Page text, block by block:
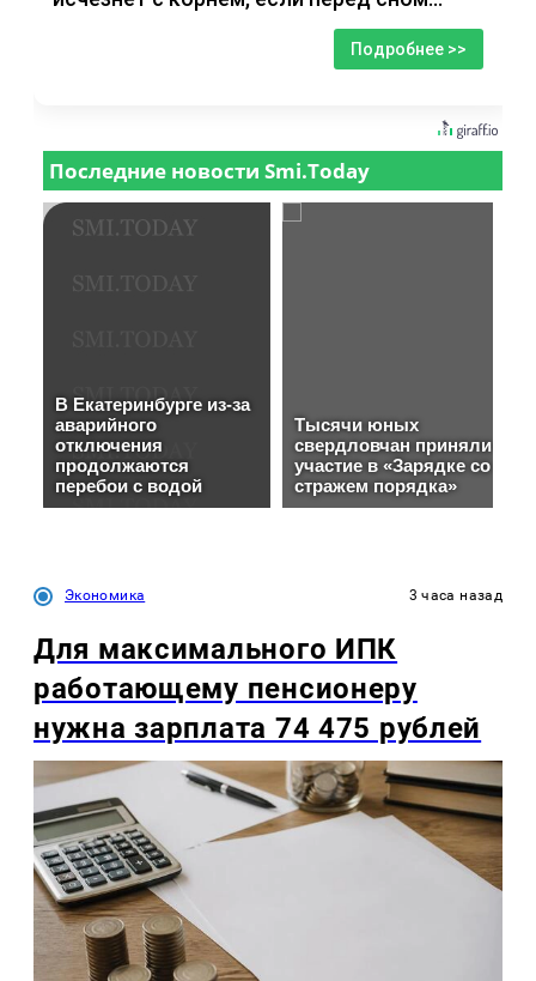
Подробнее >>
Экономика 3 часа назад
Для максимального ИПК
работающему пенсионеру
нужна зарплата 74 475 рублей